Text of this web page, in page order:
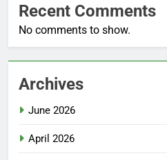
Recent Comments
No comments to show.
Archives
June 2026
April 2026